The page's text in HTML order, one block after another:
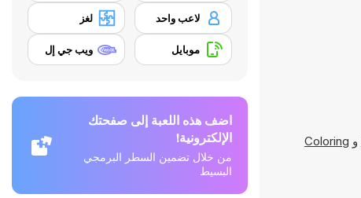
و Coloring
لاعب واحد لغز
موبايل ويب جي إل
اضف هذه اللعبة إلى صفحتك
الإلكترونية!
من خلال تضمين السطر البرمجي
البسيط